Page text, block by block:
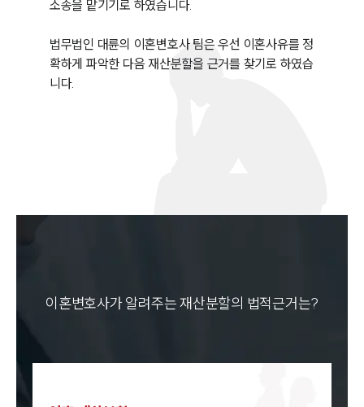
소송을 맡기기로 하였습니다.
법무법인 대륜의 이혼변호사 팀은 우선 이혼사유를 정
확하게 파악한 다음 재산분할을 근거를 찾기로 하였습
이혼변호사가 알려주는 재산분할의 법적근거는?